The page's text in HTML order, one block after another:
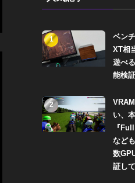
1
ベン
XT相
遊べ
能検証
2
い、
『
など
数
証し